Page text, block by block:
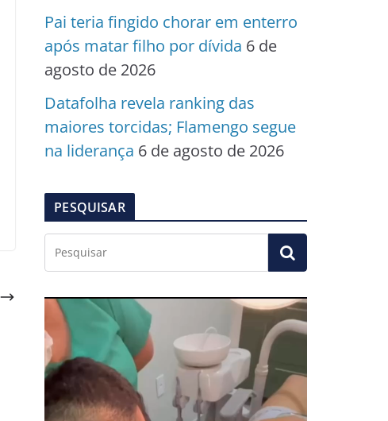
Pai teria fingido chorar em enterro
após matar filho por dívida 6 de
agosto de 2026
Datafolha revela ranking das
maiores torcidas; Flamengo segue
na liderança 6 de agosto de 2026
PESQUISAR